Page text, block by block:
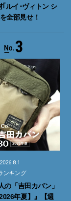
｢ルイ･ヴィトン シ
全部見せ！
3
2026.8.1
ンキング
の「吉田カバン」
年夏】』【週